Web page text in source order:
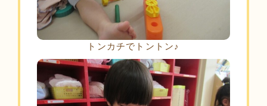
トンカチでトントン♪